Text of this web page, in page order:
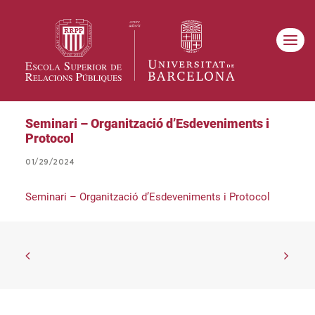
Seminari – Organització d’Esdeveniments i
Protocol
01/29/2024
Seminari – Organització d’Esdeveniments i Protocol